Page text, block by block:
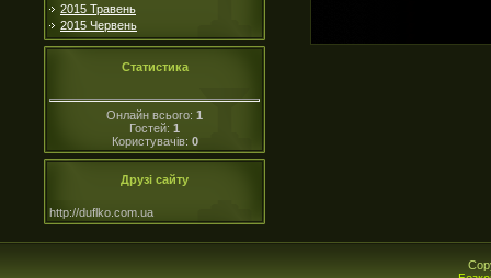
2015 Травень
2015 Червень
Статистика
Онлайн всього: 1
Гостей: 1
Користувачів: 0
Друзі сайту
http://duflko.com.ua